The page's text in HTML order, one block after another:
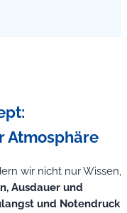
Atmosphäre
wir nicht nur Wissen,
Ausdauer und
und Notendruck